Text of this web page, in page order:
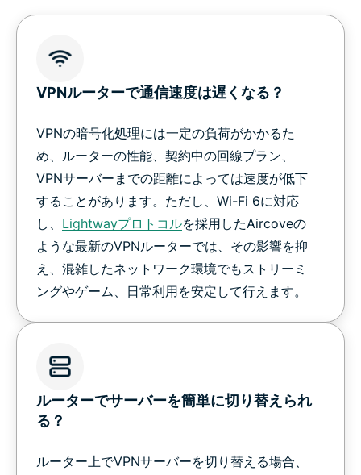
VPNルーターで通信速度は遅くなる？
VPNの暗号化処理には一定の負荷がかかるた
め、ルーターの性能、契約中の回線プラン、
VPNサーバーまでの距離によっては速度が低下
することがあります。ただし、Wi-Fi 6に対応
し、 Lightwayプロトコルを採用したAircoveの
ような最新のVPNルーターでは、その影響を抑
え、混雑したネットワーク環境でもストリーミ
ングやゲーム、日常利用を安定して行えます。
ルーターでサーバーを簡単に切り替えられ
る？
ルーター上でVPNサーバーを切り替える場合、